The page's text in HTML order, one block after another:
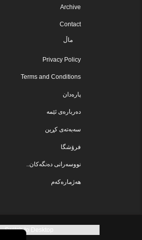
Archive
Contact
ماڵ
Privacy Policy
Terms and Conditions
پارەدان
دەربارەی ئێمە
سەبەتەی کڕین
فرۆشگا
نووسەرانی دەنگەکان..
هەژمارەکەم
Switch to Desktop